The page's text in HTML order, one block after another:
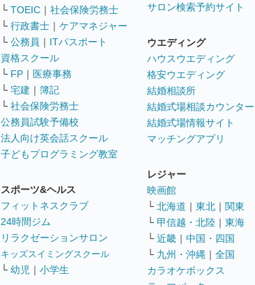
└ TOEIC ｜ 社会保険労務士
└ 行政書士 ｜ ケアマネジャー
└ 公務員 ｜ ITパスポート
資格スクール
└ FP ｜ 医療事務
└ 宅建 ｜ 簿記
└ 社会保険労務士
公務員試験予備校
法人向け英会話スクール
子どもプログラミング教室
スポーツ&ヘルス
フィットネスクラブ
24時間ジム
リラクゼーションサロン
キッズスイミングスクール
└ 幼児 ｜ 小学生
サロン検索予約サイト
ウエディング
ハウスウエディング
格安ウエディング
結婚相談所
結婚式場相談カウンター
結婚式場情報サイト
マッチングアプリ
レジャー
映画館
└ 北海道 ｜ 東北 ｜ 関東
└ 甲信越・北陸 ｜ 東海
└ 近畿 ｜ 中国・四国
└ 九州・沖縄 ｜ 全国
カラオケボックス